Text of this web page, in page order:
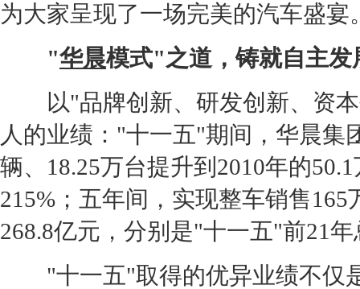
为大家呈现了一场完美的汽车盛宴
"华晨模式"之道，铸就自主发
以"品牌创新、研发创新、资本
人的业绩："十一五"期间， 华晨集
辆、18.25万台提升到2010年的
215%；五年间，实现整车销售
268.8亿元，分别是"十一五"前21
"十一五"取得的优异业绩不仅